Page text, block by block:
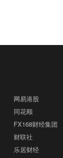
网易港股
同花顺
FX168财经集团
财联社
乐居财经